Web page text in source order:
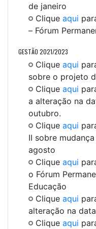
de janeiro
Clique aqui
– Fórum
GESTÃO 2021/2023
Clique aqui
sobre o projeto
Clique aqui
a alteração na
outubro.
Clique aqui
II sobre
agosto
Clique aqui
o Fórum
Educação
Clique aqui
alteração na
Clique aqui